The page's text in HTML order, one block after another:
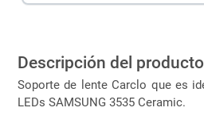
Descripción del producto
Soporte de lente Carclo que es
LEDs SAMSUNG 3535 Ceramic.